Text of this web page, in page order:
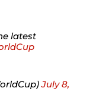
latest
July 8,